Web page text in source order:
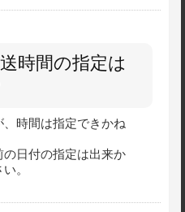
時間の指定は
時間は指定できかね
日付の指定は出来か
。